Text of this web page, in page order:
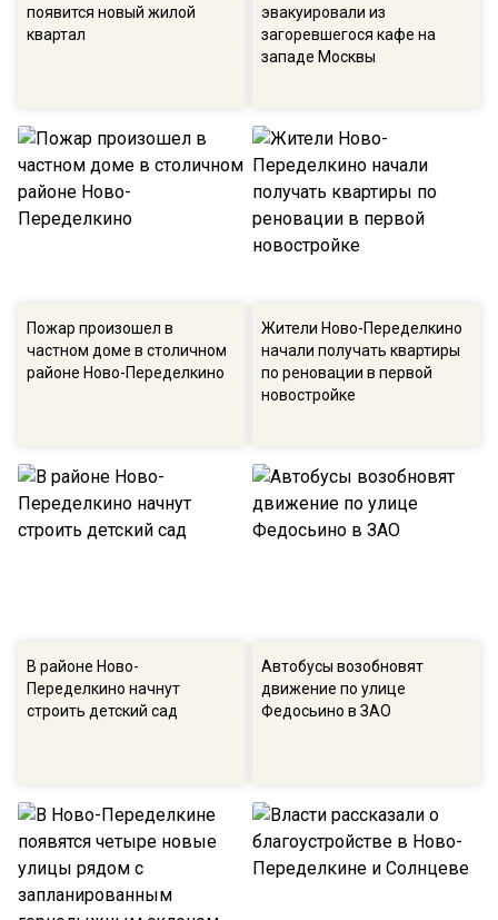
появится новый жилой
квартал
эвакуировали из
загоревшегося кафе на
западе Москвы
Пожар произошел в
частном доме в столичном
районе Ново-Переделкино
Жители Ново-Переделкино
начали получать квартиры
по реновации в первой
новостройке
В районе Ново-
Переделкино начнут
строить детский сад
Автобусы возобновят
движение по улице
Федосьино в ЗАО